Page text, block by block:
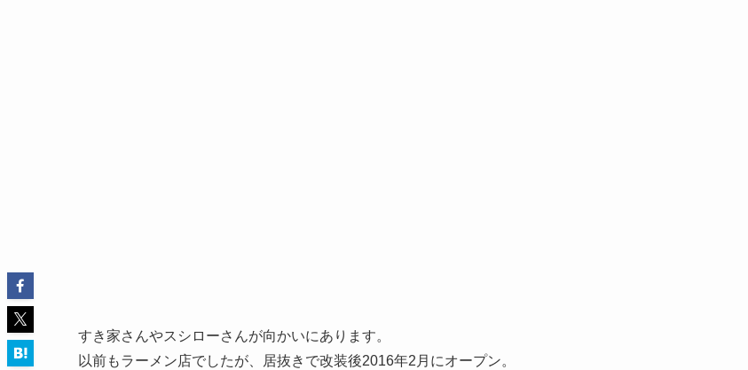
すき家さんやスシローさんが向かいにあります。
以前もラーメン店でしたが、居抜きで改装後2016年2月にオープン。